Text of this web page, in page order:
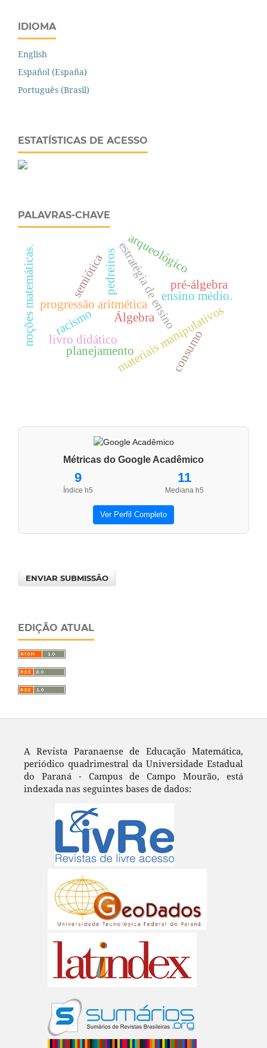
IDIOMA
English
Español (España)
Português (Brasil)
ESTATÍSTICAS DE ACESSO
PALAVRAS-CHAVE
estratégia de ensino
progressão aritméticamateriais manipulativos
racismo Álgebra
ensino médio.
livro didático
planejamento
pré-álgebra
noções matemáticas. semióticapedreiros
consumo
arqueológico
Métricas do Google Acadêmico
9
Índice h5
11
Mediana h5
Ver Perfil Completo
ENVIAR SUBMISSÃO
EDIÇÃO ATUAL
A Revista Paranaense de Educação Matemática,
periódico quadrimestral da Universidade Estadual
do Paraná - Campus de Campo Mourão, está
indexada nas seguintes bases de dados: